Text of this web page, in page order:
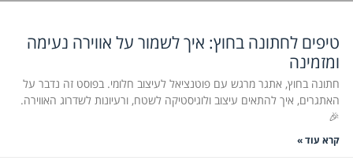
טיפים לחתונה בחוץ: איך לשמור על אווירה נעימה
ומזמינה
חתונה בחוץ, אתגר מרגש עם פוטנציאל לעיצוב חלומי. בפוסט זה נדבר על
האתגרים, איך להתאים עיצוב ולוגיסטיקה לשטח, ורעיונות לשדרוג האווירה.
🎉
קרא עוד »